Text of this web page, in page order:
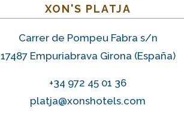
XON'S PLATJA
Carrer de Pompeu Fabra s/n
17487 Empuriabrava Girona (España)
+34 972 45 01 36
platja@xonshotels.com